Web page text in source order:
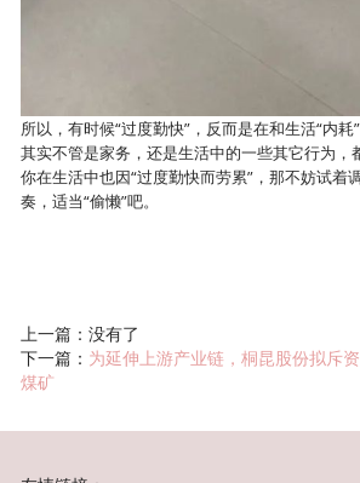
所以，有时候“过度勤快”，反而是在和生活“内耗”
其实不管是家务，还是生活中的一些其它行为，
你在生活中也因“过度勤快而劳累”，那不妨试着
奏，适当“偷懒”吧。
上一篇：没有了
下一篇： 为延伸上游产业链，桐昆股份拟斥
煤矿